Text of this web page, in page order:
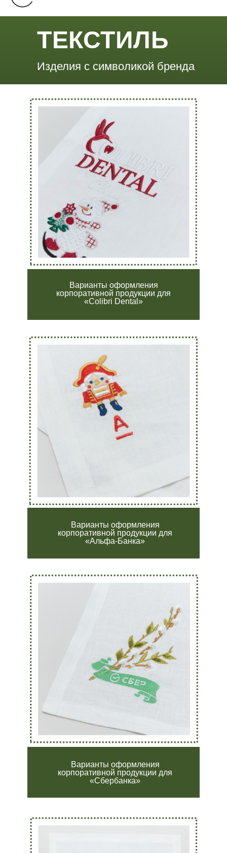
ТЕКСТИЛЬ
Изделия с символикой бренда
Варианты оформления
корпоративной продукции для
«Colibri Dental»
Варианты оформления
корпоративной продукции для
«Альфа-Банка»
Варианты оформления
корпоративной продукции для
«Сбербанка»